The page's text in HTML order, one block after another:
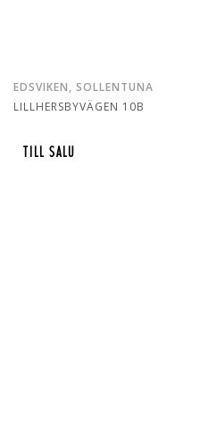
EDSVIKEN, SOLLENTUNA
LILLHERSBYVÄGEN 10B
TILL SALU